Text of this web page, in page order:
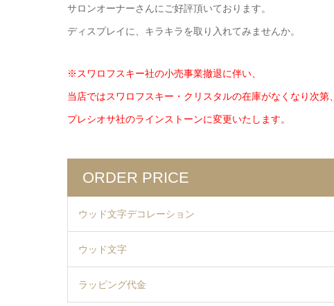
サロンオーナーさんにご好評頂いております。
ディスプレイに、キラキラを取り入れてみませんか。
※スワロフスキー社の小売事業撤退に伴い、
当店ではスワロフスキー・クリスタルの在庫がなくなり次第、
プレシオサ社のラインストーンに変更いたします。
ORDER PRICE
ウッド文字デコレーション
ウッド文字
ラッピング代金